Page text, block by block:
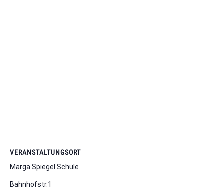
VERANSTALTUNGSORT
Marga Spiegel Schule
Bahnhofstr.1